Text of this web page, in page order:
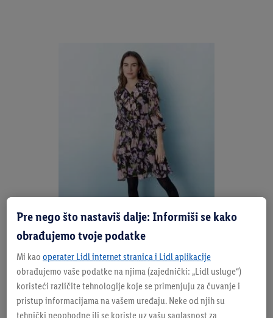
Najbolja kombinacija za
proleće? Samopouzdanje
plus slojevitost!
Skrivanje ne dolazi u obzir – proleće je stvoreno za
Pre nego što nastaviš dalje: Informiši se kako
obrađujemo tvoje podatke
Mi kao operater Lidl internet stranica i Lidl aplikacije
obrađujemo vaše podatke na njima (zajednički: „Lidl usluge“)
koristeći različite tehnologije koje se primenjuju za čuvanje i
pristup informacijama na vašem uređaju. Neke od njih su
tehnički neophodne ili se koriste uz vašu saglasnost za